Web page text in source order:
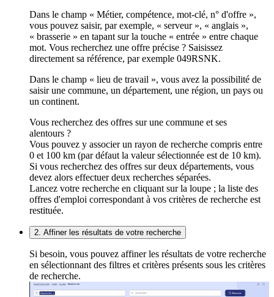
Dans le champ « Métier, compétence, mot-clé, n° d'offre »,
vous pouvez saisir, par exemple, « serveur », « anglais »,
« brasserie » en tapant sur la touche « entrée » entre chaque
mot. Vous recherchez une offre précise ? Saisissez
directement sa référence, par exemple 049RSNK.
Dans le champ « lieu de travail », vous avez la possibilité de
saisir une commune, un département, une région, un pays ou
un continent.
Vous recherchez des offres sur une commune et ses
alentours ?
Vous pouvez y associer un rayon de recherche compris entre
0 et 100 km (par défaut la valeur sélectionnée est de 10 km).
Si vous recherchez des offres sur deux départements, vous
devez alors effectuer deux recherches séparées.
Lancez votre recherche en cliquant sur la loupe ; la liste des
offres d'emploi correspondant à vos critères de recherche est
restituée.
2. Affiner les résultats de votre recherche
Si besoin, vous pouvez affiner les résultats de votre recherche
en sélectionnant des filtres et critères présents sous les critères
de recherche.